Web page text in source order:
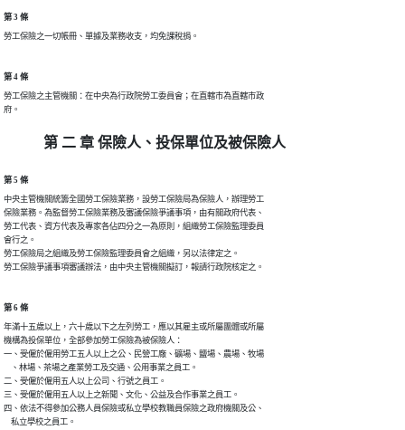
第 3 條
勞工保險之一切帳冊、單據及業務收支，均免課稅捐。
第 4 條
勞工保險之主管機關：在中央為行政院勞工委員會；在直轄市為直轄市政
府。
第 二 章 保險人、投保單位及被保險人
第 5 條
中央主管機關統籌全國勞工保險業務，設勞工保險局為保險人，辦理勞工
保險業務。為監督勞工保險業務及審議保險爭議事項，由有關政府代表、
勞工代表、資方代表及專家各佔四分之一為原則，組織勞工保險監理委員
會行之。
勞工保險局之組織及勞工保險監理委員會之組織，另以法律定之。
勞工保險爭議事項審議辦法，由中央主管機關擬訂，報請行政院核定之。
第 6 條
年滿十五歲以上，六十歲以下之左列勞工，應以其雇主或所屬團體或所屬
機構為投保單位，全部參加勞工保險為被保險人：
一、受僱於僱用勞工五人以上之公、民營工廠、礦場、鹽場、農場、牧場
    、林場、茶場之產業勞工及交通、公用事業之員工。
二、受僱於僱用五人以上公司、行號之員工。
三、受僱於僱用五人以上之新聞、文化、公益及合作事業之員工。
四、依法不得參加公務人員保險或私立學校教職員保險之政府機關及公、
    私立學校之員工。